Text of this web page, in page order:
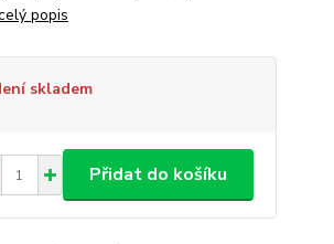
popis
skladem
Přidat do košíku